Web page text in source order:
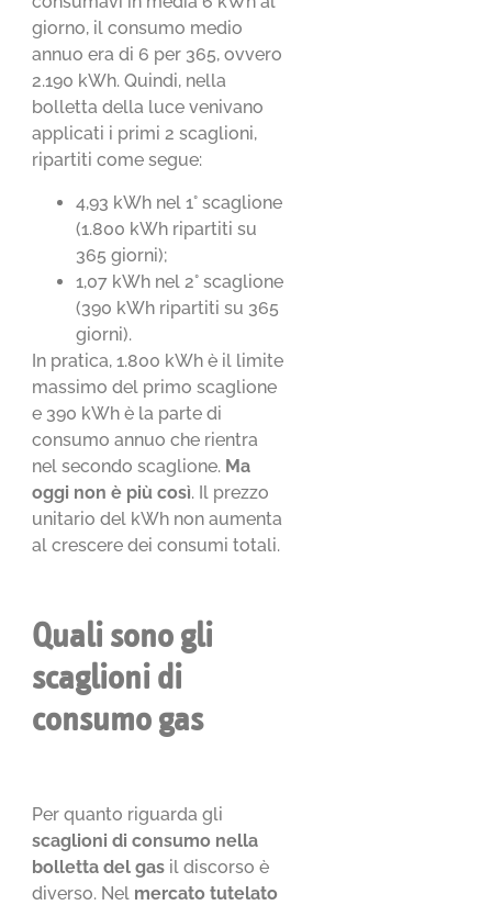
giorno, il consumo medio
annuo era di 6 per 365, ovvero
2.190 kWh. Quindi, nella
bolletta della luce venivano
applicati i primi 2 scaglioni,
ripartiti come segue:
4,93 kWh nel 1° scaglione
(1.800 kWh ripartiti su
365 giorni);
1,07 kWh nel 2° scaglione
(390 kWh ripartiti su 365
giorni).
In pratica, 1.800 kWh è il limite
massimo del primo scaglione
e 390 kWh è la parte di
consumo annuo che rientra
nel secondo scaglione. Ma
oggi non è più così. Il prezzo
unitario del kWh non aumenta
al crescere dei consumi totali.
Quali sono gli
scaglioni di
consumo gas
Per quanto riguarda gli
scaglioni di consumo nella
bolletta del gas il discorso è
diverso. Nel mercato tutelato